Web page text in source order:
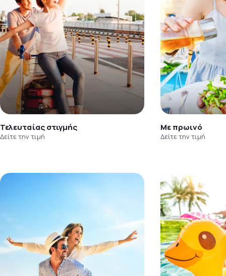
Τελευταίας στιγμής
Δείτε την τιμή
Με πρωινό
Δείτε την τιμή